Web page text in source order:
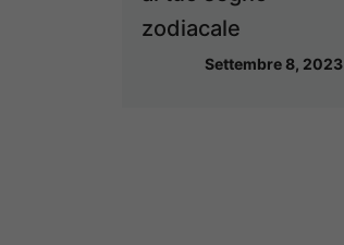
zodiacale
Settembre 8, 2023